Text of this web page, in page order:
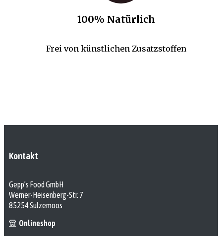
100% Natürlich
Frei von künstlichen Zusatzstoffen
Kontakt
Gepp’s Food GmbH
Werner-Heisenberg-Str. 7
85254 Sulzemoos
Onlineshop